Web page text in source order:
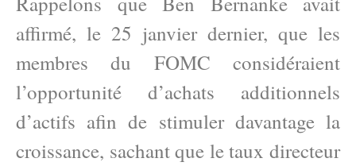
affirmé, le 25 janvier dernier, que les
membres du FOMC considéraient
l’opportunité d’achats additionnels
d’actifs afin de stimuler davantage la
croissance, sachant que le taux directeur